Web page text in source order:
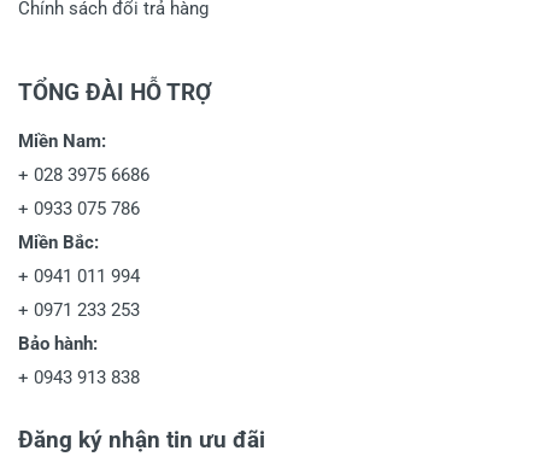
Chính sách đổi trả hàng
TỔNG ĐÀI HỖ TRỢ
Miền Nam:
+ 028 3975 6686
+ 0933 075 786
Miền Bắc:
+ 0941 011 994
+ 0971 233 253
Bảo hành:
+ 0943 913 838
Đăng ký nhận tin ưu đãi